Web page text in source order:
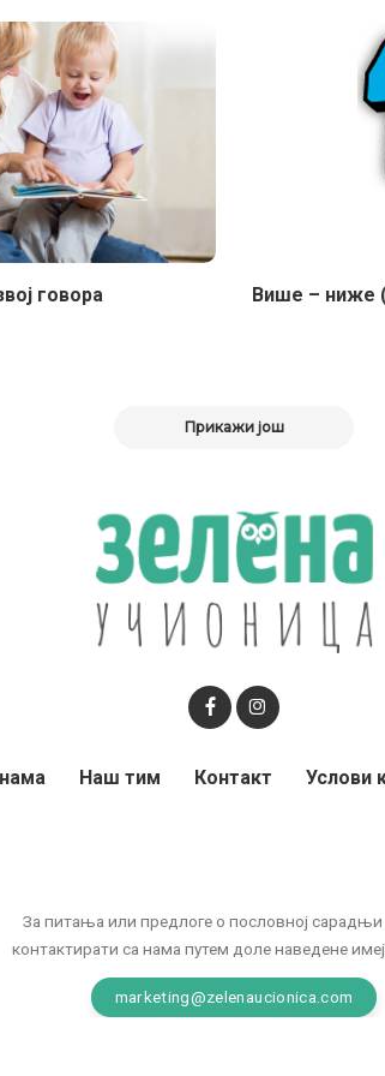
говора Више – ниже
Прикажи још
За питања или предлоге о пословној
контактирати са нама путем доле наведене
marketing@zelenaucionica.com
Наш тим Контакт Услови